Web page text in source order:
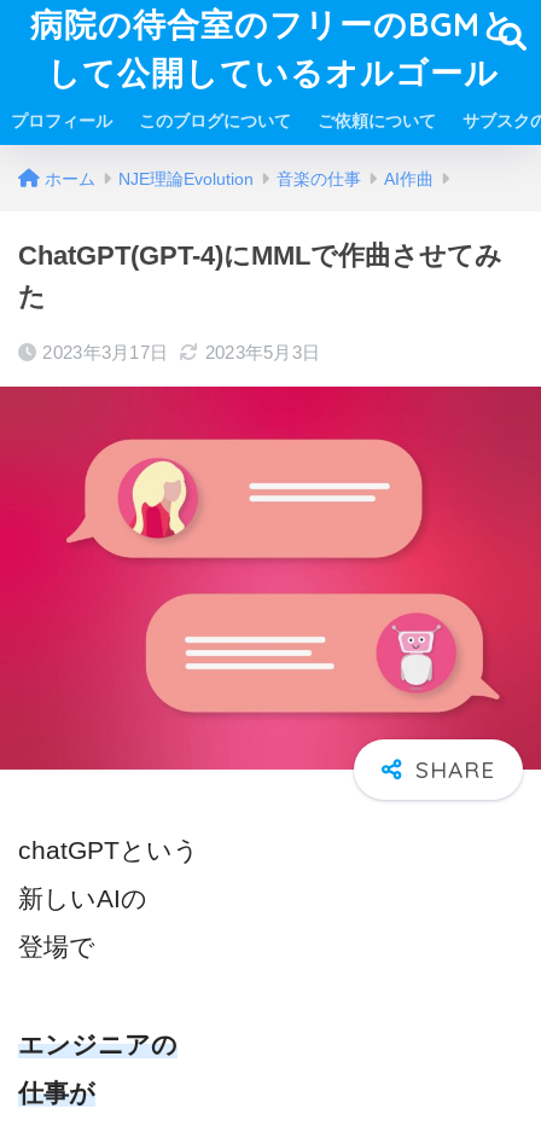
病院の待合室のフリーのBGMと
して公開しているオルゴール
プロフィール このブログについて ご依頼について サブスク
ホーム NJE理論Evolution 音楽の仕事 AI作曲
ChatGPT(GPT-4)にMMLで作曲させてみ
た
2023年3月17日 2023年5月3日
chatGPTという
新しいAIの
登場で
エンジニアの
仕事が